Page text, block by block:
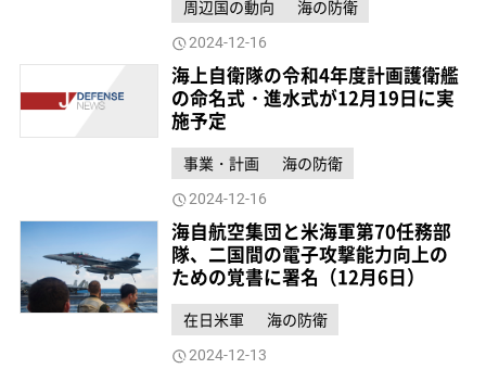
周辺国の動向 海の防衛
2024-12-16
海上自衛隊の令和4年度計画護衛艦
の命名式・進水式が12月19日に実
施予定
事業・計画 海の防衛
2024-12-16
海自航空集団と米海軍第70任務部
隊、二国間の電子攻撃能力向上の
ための覚書に署名（12月6日）
在日米軍 海の防衛
2024-12-13